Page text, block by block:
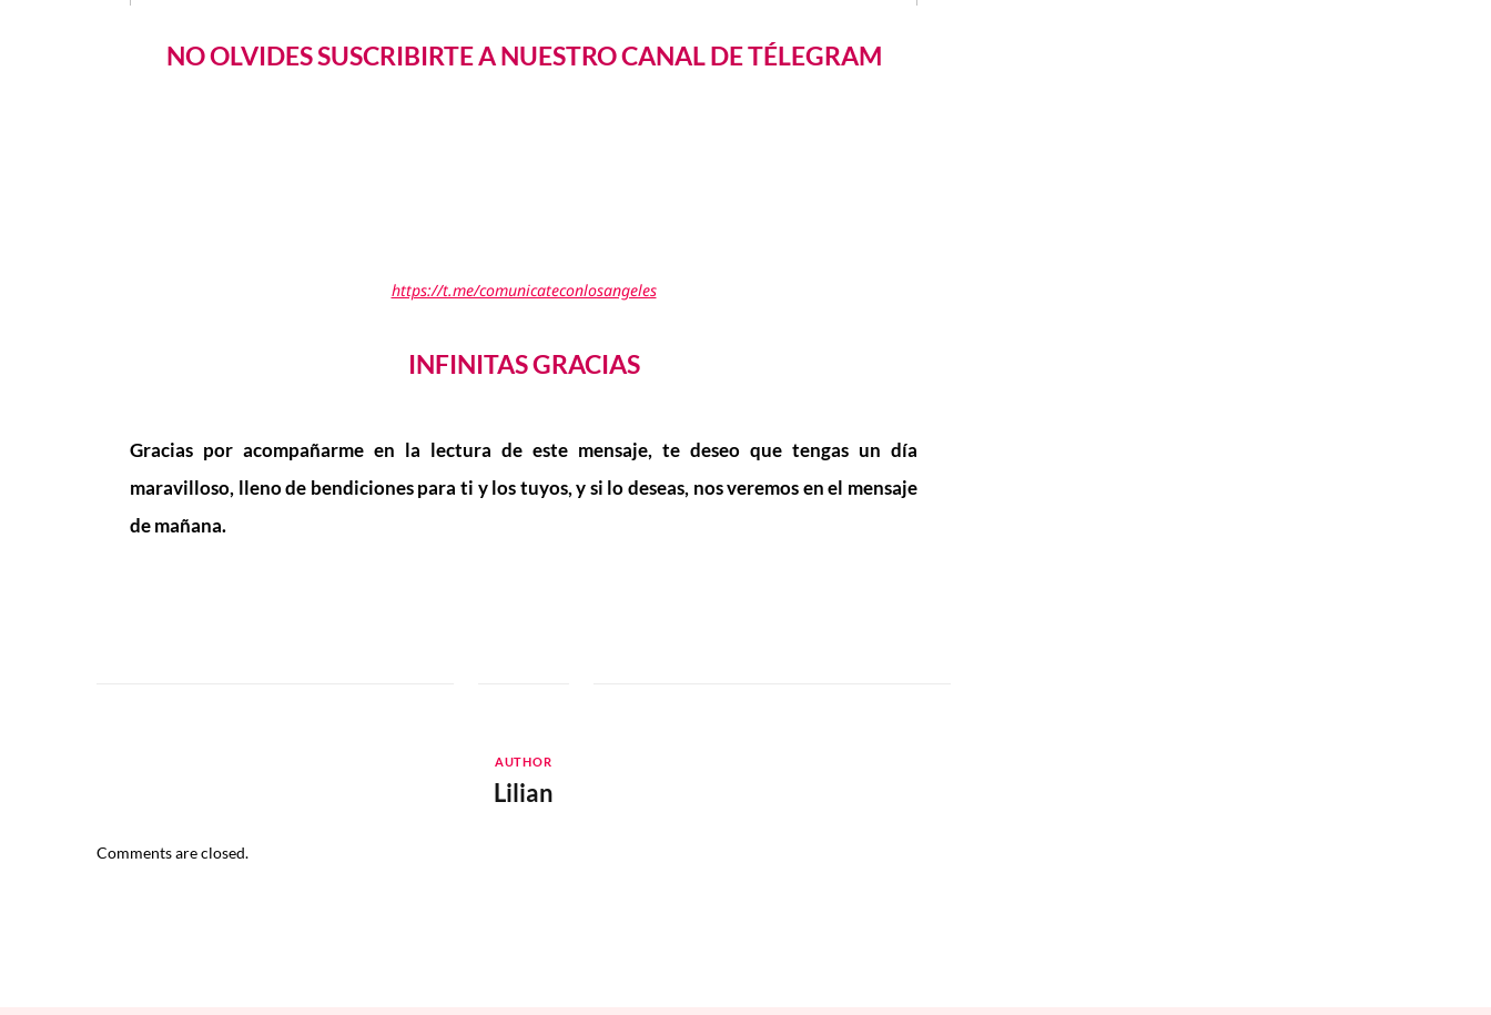
NO OLVIDES SUSCRIBIRTE A NUESTRO CANAL DE TÉLEGRAM
https://t.me/comunicateconlosangeles
INFINITAS GRACIAS
Gracias por acompañarme en la lectura de este mensaje, te deseo que tengas un día
maravilloso, lleno de bendiciones para ti y los tuyos, y si lo deseas, nos veremos en el mensaje
de mañana.
AUTHOR
Lilian
Comments are closed.